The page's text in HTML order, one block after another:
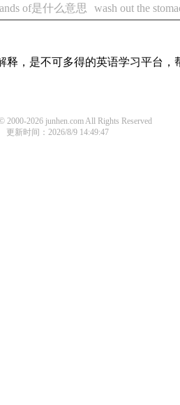
of是什么意思 wash out the
，是不可多得的英语学习平台，
2000-2026 junhen.com All Rights Reserved
更新时间：2026/8/9 14:49:47